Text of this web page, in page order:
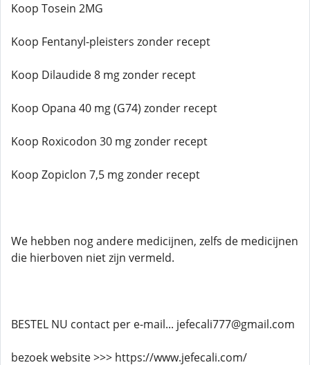
Koop Tosein 2MG
Koop Fentanyl-pleisters zonder recept
Koop Dilaudide 8 mg zonder recept
Koop Opana 40 mg (G74) zonder recept
Koop Roxicodon 30 mg zonder recept
Koop Zopiclon 7,5 mg zonder recept
We hebben nog andere medicijnen, zelfs de medicijnen
die hierboven niet zijn vermeld.
BESTEL NU contact per e-mail... jefecali777@gmail.com
bezoek website >>> https://www.jefecali.com/